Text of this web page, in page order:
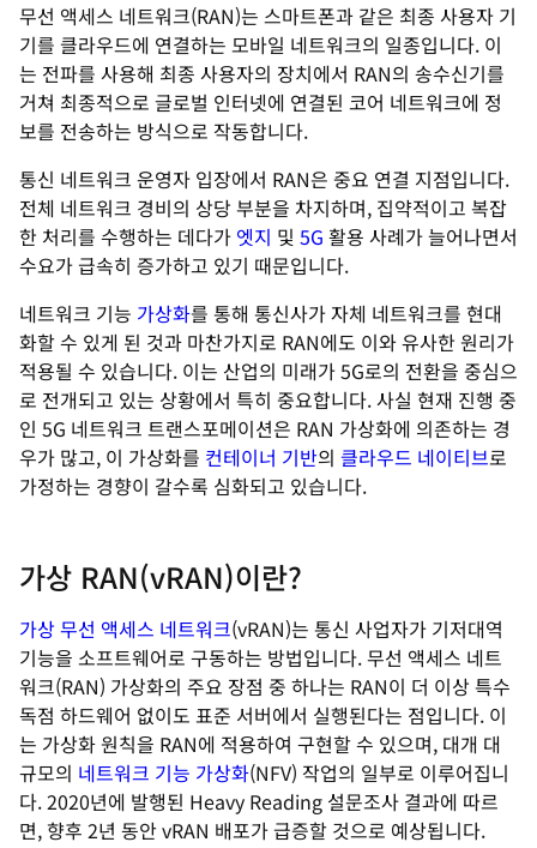
무선 액세스 네트워크(RAN)는 스마트폰과 같은 최종 사용자 기
기를 클라우드에 연결하는 모바일 네트워크의 일종입니다. 이
는 전파를 사용해 최종 사용자의 장치에서 RAN의 송수신기를
거쳐 최종적으로 글로벌 인터넷에 연결된 코어 네트워크에 정
보를 전송하는 방식으로 작동합니다.
통신 네트워크 운영자 입장에서 RAN은 중요 연결 지점입니다.
전체 네트워크 경비의 상당 부분을 차지하며, 집약적이고 복잡
한 처리를 수행하는 데다가 엣지 및 5G 활용 사례가 늘어나면서
수요가 급속히 증가하고 있기 때문입니다.
네트워크 기능 가상화를 통해 통신사가 자체 네트워크를 현대
화할 수 있게 된 것과 마찬가지로 RAN에도 이와 유사한 원리가
적용될 수 있습니다. 이는 산업의 미래가 5G로의 전환을 중심으
로 전개되고 있는 상황에서 특히 중요합니다. 사실 현재 진행 중
인 5G 네트워크 트랜스포메이션은 RAN 가상화에 의존하는 경
우가 많고, 이 가상화를 컨테이너 기반의 클라우드 네이티브로
가정하는 경향이 갈수록 심화되고 있습니다.
가상 RAN(vRAN)이란?
가상 무선 액세스 네트워크(vRAN)는 통신 사업자가 기저대역
기능을 소프트웨어로 구동하는 방법입니다. 무선 액세스 네트
워크(RAN) 가상화의 주요 장점 중 하나는 RAN이 더 이상 특수
독점 하드웨어 없이도 표준 서버에서 실행된다는 점입니다. 이
는 가상화 원칙을 RAN에 적용하여 구현할 수 있으며, 대개 대
규모의 네트워크 기능 가상화(NFV) 작업의 일부로 이루어집니
다. 2020년에 발행된 Heavy Reading 설문조사 결과에 따르
면, 향후 2년 동안 vRAN 배포가 급증할 것으로 예상됩니다.